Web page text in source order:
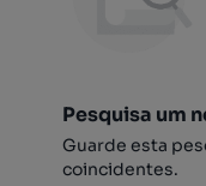
Pesquisa um
Guarde esta
coincidentes.